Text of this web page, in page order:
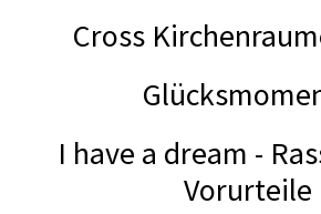
Cross
I have a dream -
Vorurteile